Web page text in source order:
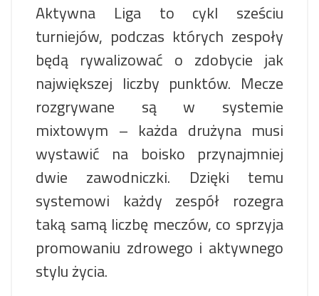
Aktywna Liga to cykl sześciu
turniejów, podczas których zespoły
będą rywalizować o zdobycie jak
największej liczby punktów. Mecze
rozgrywane są w systemie
mixtowym – każda drużyna musi
wystawić na boisko przynajmniej
dwie zawodniczki. Dzięki temu
systemowi każdy zespół rozegra
taką samą liczbę meczów, co sprzyja
promowaniu zdrowego i aktywnego
stylu życia.